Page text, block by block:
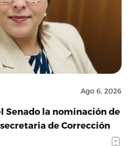
Ago 6, 2026
Senado la nominación de
de Corrección